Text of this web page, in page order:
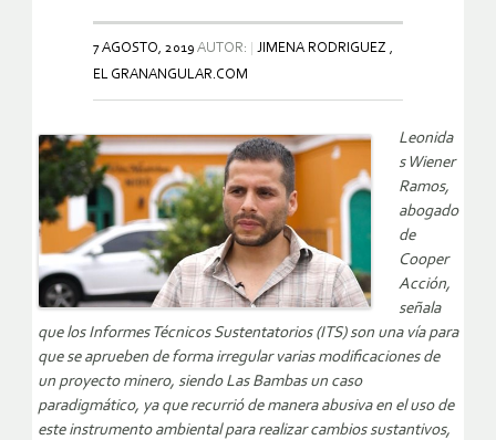
7 AGOSTO, 2019 AUTOR:
JIMENA RODRIGUEZ ,
EL GRANANGULAR.COM
Leonida
s Wiener
Ramos,
abogado
de
Cooper
Acción,
señala
que los Informes Técnicos Sustentatorios (ITS) son una vía para
que se aprueben de forma irregular varias modificaciones de
un proyecto minero, siendo Las Bambas un caso
paradigmático, ya que recurrió de manera abusiva en el uso de
este instrumento ambiental para realizar cambios sustantivos,